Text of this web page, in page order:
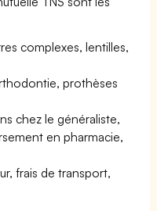
complexes, lentilles,
prothèses
chez le généraliste,
en pharmacie,
frais de transport,